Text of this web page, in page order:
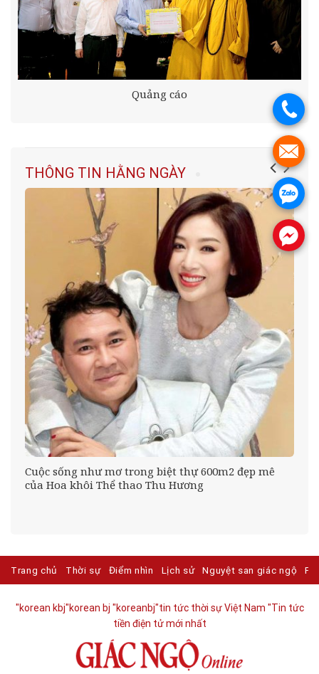
Quảng cáo
THÔNG TIN HẰNG NGÀY
Cuộc sống như mơ trong biệt thự 600m2 đẹp mê
của Hoa khôi Thể thao Thu Hương
Trang chủ Thời sự Điểm nhìn Lịch sử Nguyệt san giác ngộ
"korean kbj​"korean bj "koreanbj​"tin tức thời sự Việt Nam "Tin tức
tiền điện tử mới nhất​
.
.
.
.